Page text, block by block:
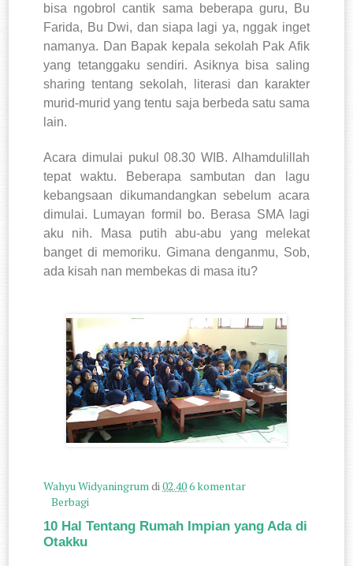
bisa ngobrol cantik sama beberapa guru, Bu
Farida, Bu Dwi, dan siapa lagi ya, nggak inget
namanya. Dan Bapak kepala sekolah Pak Afik
yang tetanggaku sendiri. Asiknya bisa saling
sharing tentang sekolah, literasi dan karakter
murid-murid yang tentu saja berbeda satu sama
lain.
Acara dimulai pukul 08.30 WIB. Alhamdulillah
tepat waktu. Beberapa sambutan dan lagu
kebangsaan dikumandangkan sebelum acara
dimulai. Lumayan formil bo. Berasa SMA lagi
aku nih. Masa putih abu-abu yang melekat
banget di memoriku. Gimana denganmu, Sob,
ada kisah nan membekas di masa itu?
Wahyu Widyaningrumdi02.406 komentar
Berbagi
10 Hal Tentang Rumah Impian yang Ada di
Otakku